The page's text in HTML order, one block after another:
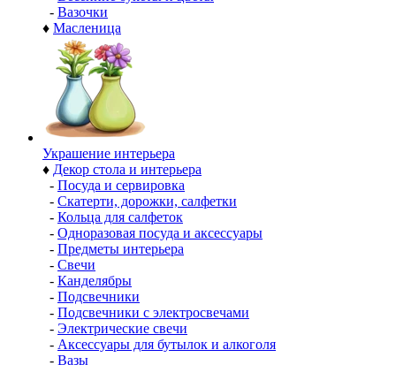
- Вазочки
♦ Масленица
Украшение интерьера
♦ Декор стола и интерьера
- Посуда и сервировка
- Скатерти, дорожки, салфетки
- Кольца для салфеток
- Одноразовая посуда и аксессуары
- Предметы интерьера
- Свечи
- Канделябры
- Подсвечники
- Подсвечники с электросвечами
- Электрические свечи
- Аксессуары для бутылок и алкоголя
- Вазы